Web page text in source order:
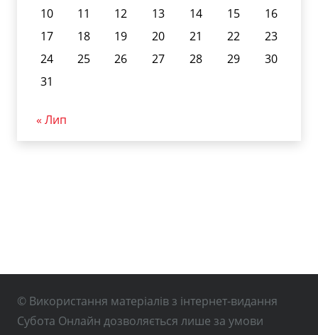
10
11 12 13 14 15
16
17
18 19 20 21 22
23
24
25 26 27 28 29
30
31
« Лип
© Використання матеріалів з інтернет-видання
Субота Онлайн дозволяється лише за умови